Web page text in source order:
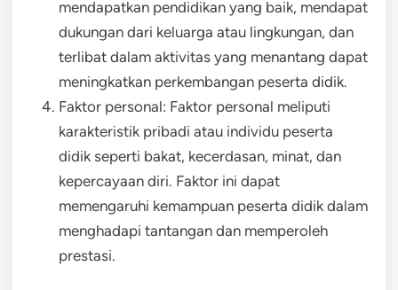
mendapatkan pendidikan yang baik, mendapat
dukungan dari keluarga atau lingkungan, dan
terlibat dalam aktivitas yang menantang dapat
meningkatkan perkembangan peserta didik.
Faktor personal: Faktor personal meliputi
karakteristik pribadi atau individu peserta
didik seperti bakat, kecerdasan, minat, dan
kepercayaan diri. Faktor ini dapat
memengaruhi kemampuan peserta didik dalam
menghadapi tantangan dan memperoleh
prestasi.